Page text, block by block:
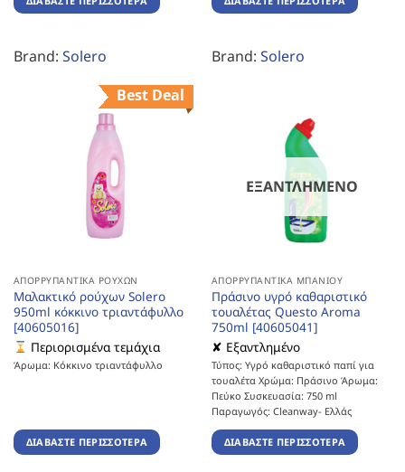
Brand: Solero Brand: Solero
Best Deal
ΑΠΟΡΡΥΠΑΝΤΙΚΆ ΡΟΎΧΩΝ
Μαλακτικό ρούχων Solero
950ml κόκκινο τριαντάφυλλο
[40605016]
Περιορισμένα τεμάχια
Άρωμα: Κόκκινο τριαντάφυλλο
ΔΙΑΒΆΣΤΕ ΠΕΡΙΣΣΌΤΕΡΑ
ΕΞΑΝΤΛΗΜΈΝΟ
ΑΠΟΡΡΥΠΑΝΤΙΚΆ ΜΠΆΝΙΟΥ
Πράσινο υγρό καθαριστικό
τουαλέτας Questo Aroma
750ml [40605041]
✘ Εξαντλημένο
Τύπος: Υγρό καθαριστικό παπί για
τουαλέτα Χρώμα: Πράσινο Άρωμα:
Πεύκο Συσκευασία: 750 ml
Παραγωγός: Cleanway- Ελλάς
ΔΙΑΒΆΣΤΕ ΠΕΡΙΣΣΌΤΕΡΑ